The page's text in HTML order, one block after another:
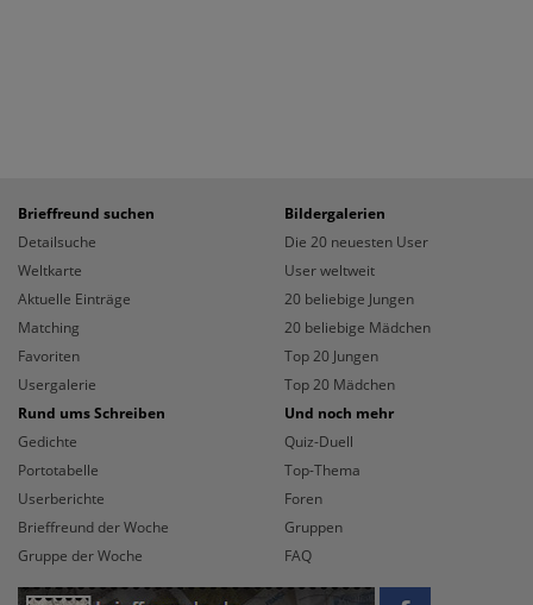
Brieffreund suchen
Detailsuche
Weltkarte
Aktuelle Einträge
Matching
Favoriten
Usergalerie
Bildergalerien
Die 20 neuesten User
User weltweit
20 beliebige Jungen
20 beliebige Mädchen
Top 20 Jungen
Top 20 Mädchen
Rund ums Schreiben
Gedichte
Portotabelle
Userberichte
Brieffreund der Woche
Gruppe der Woche
Und noch mehr
Quiz-Duell
Top-Thema
Foren
Gruppen
FAQ